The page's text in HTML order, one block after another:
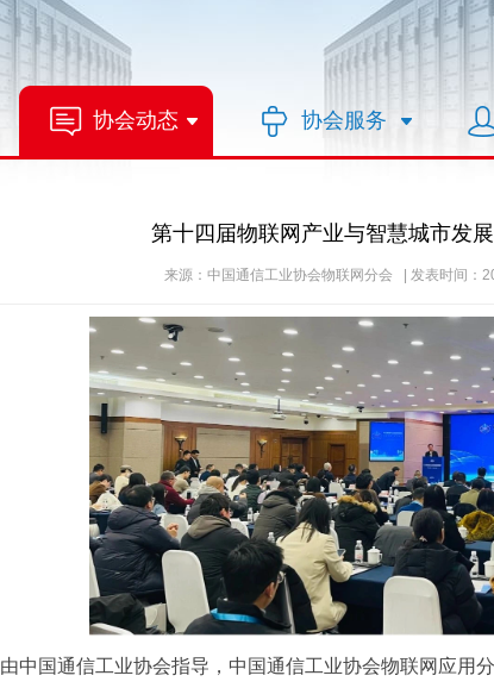
协会动态 协会服务
第十四届物联网产业与智慧城市发
来源：中国通信工业协会物联网分会 | 发表时间：
由中国通信工业协会指导，中国通信工业协会物联网应用